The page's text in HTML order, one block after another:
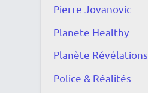
Pierre Jovanovic
Planete Healthy
Planète Révélations
Police & Réalités